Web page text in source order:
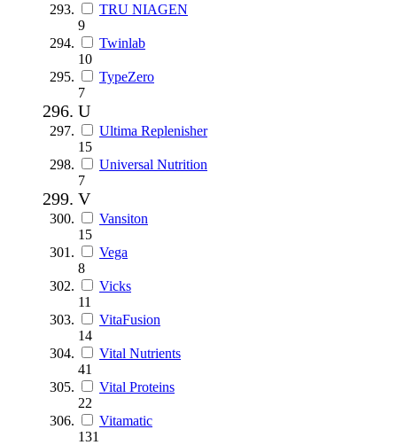
TRU NIAGEN
9
Twinlab
10
TypeZero
7
U
Ultima Replenisher
15
Universal Nutrition
7
V
Vansiton
15
Vega
8
Vicks
11
VitaFusion
14
Vital Nutrients
41
Vital Proteins
22
Vitamatic
131